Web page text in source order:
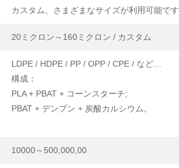
カスタム、さまざまなサイズが利用可能です
20ミクロン～160ミクロン / カスタム
LDPE / HDPE / PP / OPP / CPE / など…
構成：
PLA + PBAT + コーンスターチ;
PBAT + デンプン + 炭酸カルシウム。
10000～500,000,00